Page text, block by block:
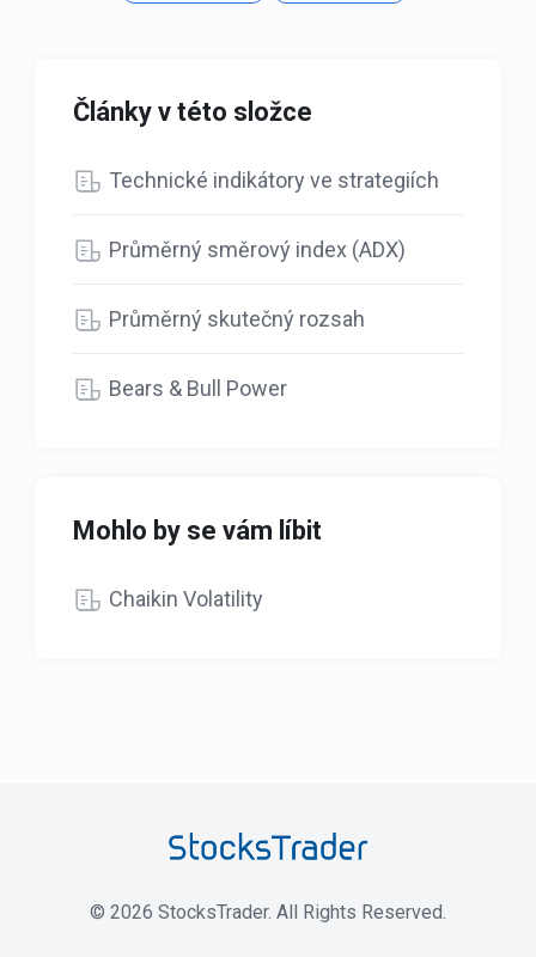
Články v této složce
Technické indikátory ve strategiích
Průměrný směrový index (ADX)
Průměrný skutečný rozsah
Bears & Bull Power
Mohlo by se vám líbit
Chaikin Volatility
© 2026 StocksTrader. All Rights Reserved.